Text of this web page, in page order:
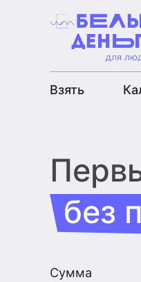
Взять
без
Сумма